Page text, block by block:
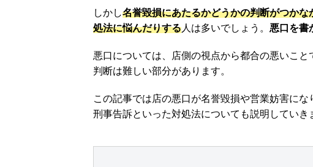
しかし名誉毀損にあたるかどうかの判断がつか
処法に悩んだりする人は多いでしょう。 悪口を書
悪口については、店側の視点から都合の悪いこ
判断は難しい部分があります。
この記事では店の悪口が名誉毀損や営業妨害にな
刑事告訴といった対処法についても説明していき